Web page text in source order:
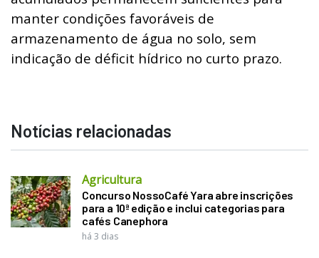
manter condições favoráveis de
armazenamento de água no solo, sem
indicação de déficit hídrico no curto prazo.
Notícias relacionadas
Agricultura
Concurso NossoCafé Yara abre inscrições
para a 10ª edição e inclui categorias para
cafés Canephora
há 3 dias